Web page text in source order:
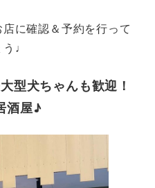
に確認＆予約を行って
♩
型犬ちゃんも歓迎！
酒屋♪